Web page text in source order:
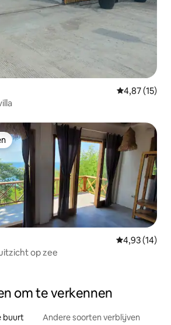
Gemiddelde
4,87 (15)
Gemiddelde
4,93 (14)
op zee
om te verkennen
buurt Andere soorten verblijven